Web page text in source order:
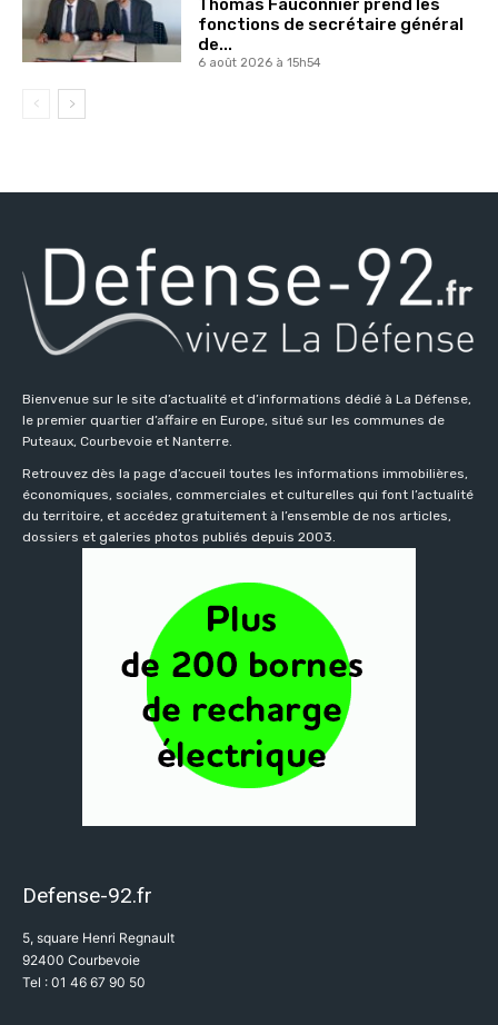
Thomas Fauconnier prend les
fonctions de secrétaire général
de...
6 août 2026 à 15h54
Bienvenue sur le site d’actualité et d’informations dédié à La Défense,
le premier quartier d’affaire en Europe, situé sur les communes de
Puteaux, Courbevoie et Nanterre.
Retrouvez dès la page d’accueil toutes les informations immobilières,
économiques, sociales, commerciales et culturelles qui font l’actualité
du territoire, et accédez gratuitement à l’ensemble de nos articles,
dossiers et galeries photos publiés depuis 2003.
Defense-92.fr
5, square Henri Regnault
92400 Courbevoie
Tel : 01 46 67 90 50